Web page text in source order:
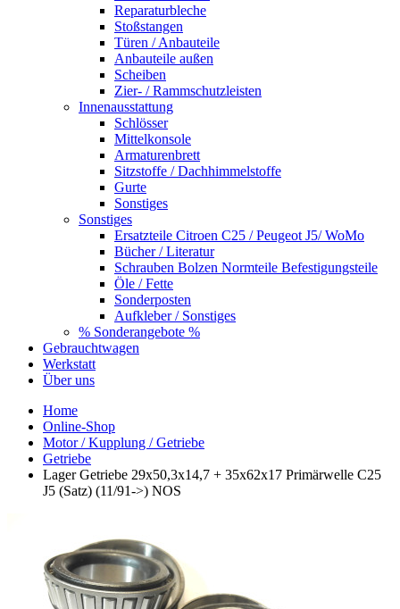
Reparaturbleche
Stoßstangen
Türen / Anbauteile
Anbauteile außen
Scheiben
Zier- / Rammschutzleisten
Innenausstattung
Schlösser
Mittelkonsole
Armaturenbrett
Sitzstoffe / Dachhimmelstoffe
Gurte
Sonstiges
Sonstiges
Ersatzteile Citroen C25 / Peugeot J5/ WoMo
Bücher / Literatur
Schrauben Bolzen Normteile Befestigungsteile
Öle / Fette
Sonderposten
Aufkleber / Sonstiges
% Sonderangebote %
Gebrauchtwagen
Werkstatt
Über uns
Home
Online-Shop
Motor / Kupplung / Getriebe
Getriebe
Lager Getriebe 29x50,3x14,7 + 35x62x17 Primärwelle C25
J5 (Satz) (11/91->) NOS